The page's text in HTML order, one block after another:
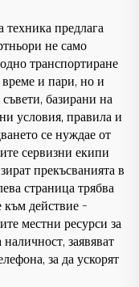
техника предлага
не само
транспортиране
време и пари, но и
базирани на
условия, правила и
се нуждае от
сервизни екипи
прекъсванията в
страница трябва
към действие –
местни ресурси за
заявяват
за да ускорят